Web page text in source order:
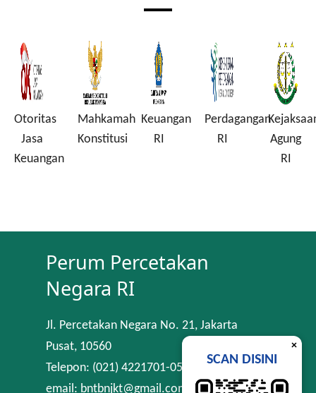
Mahkamah
Konstitusi
Keuangan
RI
Perdagangan
RI
Kejaksaan
Agung
Komisi
Korupsi
Perum Percetakan
Negara RI
Jl. Percetakan Negara No. 21, Jakarta
Pusat, 10560
Telepon: (021) 4221701-05
email: bntbnjkt@gmail.com
×
SCAN DISINI